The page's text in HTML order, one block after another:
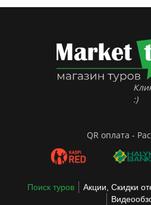
:)
QR оплата -
Поиск туров Акции, Скидки